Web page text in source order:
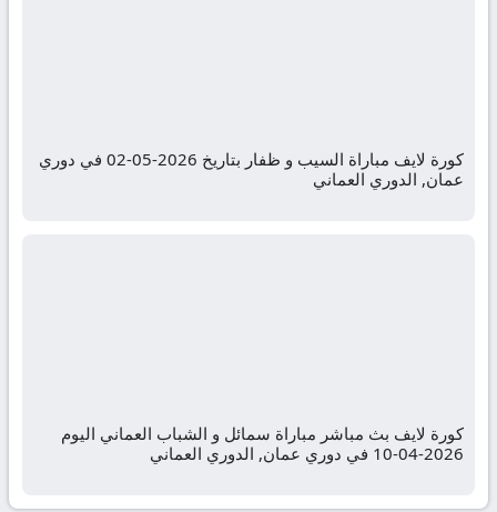
كورة لايف مباراة السيب و ظفار بتاريخ 2026-05-02 في دوري
عمان, الدوري العماني
كورة لايف بث مباشر مباراة سمائل و الشباب العماني اليوم
2026-04-10 في دوري عمان, الدوري العماني